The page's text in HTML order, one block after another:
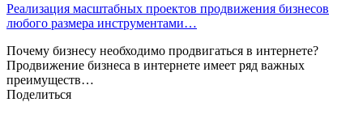
Реализация масштабных проектов продвижения бизнесов
любого размера инструментами…
Почему бизнесу необходимо продвигаться в интернете?
Продвижение бизнеса в интернете имеет ряд важных
преимуществ…
Поделиться